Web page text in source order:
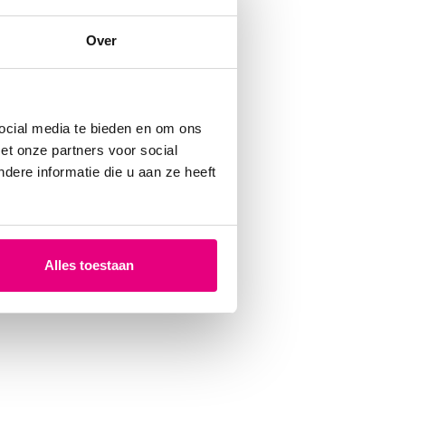
Over
media te bieden en om ons
onze partners voor social
informatie die u aan ze heeft
Alles toestaan